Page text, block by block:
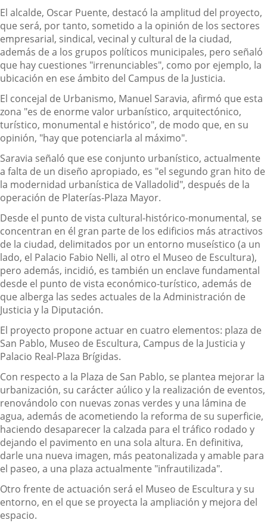
El alcalde, Oscar Puente, destacó la amplitud del proyecto,
que será, por tanto, sometido a la opinión de los sectores
empresarial, sindical, vecinal y cultural de la ciudad,
además de a los grupos políticos municipales, pero señaló
que hay cuestiones "irrenunciables", como por ejemplo, la
ubicación en ese ámbito del Campus de la Justicia.
El concejal de Urbanismo, Manuel Saravia, afirmó que esta
zona "es de enorme valor urbanístico, arquitectónico,
turístico, monumental e histórico", de modo que, en su
opinión, "hay que potenciarla al máximo".
Saravia señaló que ese conjunto urbanístico, actualmente
a falta de un diseño apropiado, es "el segundo gran hito de
la modernidad urbanística de Valladolid", después de la
operación de Platerías-Plaza Mayor.
Desde el punto de vista cultural-histórico-monumental, se
concentran en él gran parte de los edificios más atractivos
de la ciudad, delimitados por un entorno museístico (a un
lado, el Palacio Fabio Nelli, al otro el Museo de Escultura),
pero además, incidió, es también un enclave fundamental
desde el punto de vista económico-turístico, además de
que alberga las sedes actuales de la Administración de
Justicia y la Diputación.
El proyecto propone actuar en cuatro elementos: plaza de
San Pablo, Museo de Escultura, Campus de la Justicia y
Palacio Real-Plaza Brígidas.
Con respecto a la Plaza de San Pablo, se plantea mejorar la
urbanización, su carácter aúlico y la realización de eventos,
renovándolo con nuevas zonas verdes y una lámina de
agua, además de acometiendo la reforma de su superficie,
haciendo desaparecer la calzada para el tráfico rodado y
dejando el pavimento en una sola altura. En definitiva,
darle una nueva imagen, más peatonalizada y amable para
el paseo, a una plaza actualmente "infrautilizada".
Otro frente de actuación será el Museo de Escultura y su
entorno, en el que se proyecta la ampliación y mejora del
espacio.